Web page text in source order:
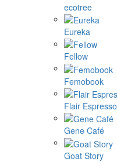
ecotree
Eureka
Fellow
Femobook
Flair Espresso
Gene Café
Goat Story